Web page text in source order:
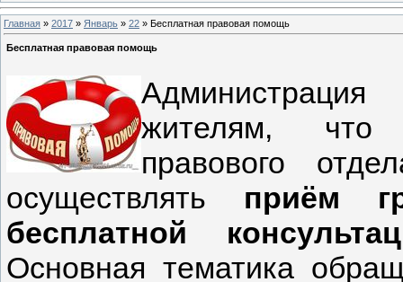
Главная » 2017 » Январь » 22 » Бесплатная правовая помощь
Бесплатная правовая помощь
жителям, что
правового
осуществлять приём
бесплатной
Основная тематика